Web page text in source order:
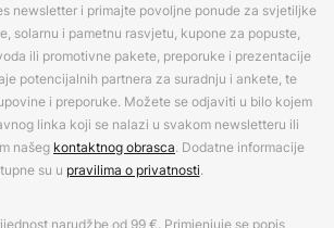
newsletter i primajte povoljne ponude za svjetiljke
solarnu i pametnu rasvjetu, kupone za popuste,
ili promotivne pakete, preporuke i prezentacije
potencijalnih partnera za suradnju i ankete, te
i preporuke. Možete se odjaviti u bilo kojem
linka koji se nalazi u svakom newsletteru ili
našeg kontaktnog obrasca. Dodatne informacije
su u pravilima o privatnosti.
narudžbe od 99 €. Primjenjuje se popis